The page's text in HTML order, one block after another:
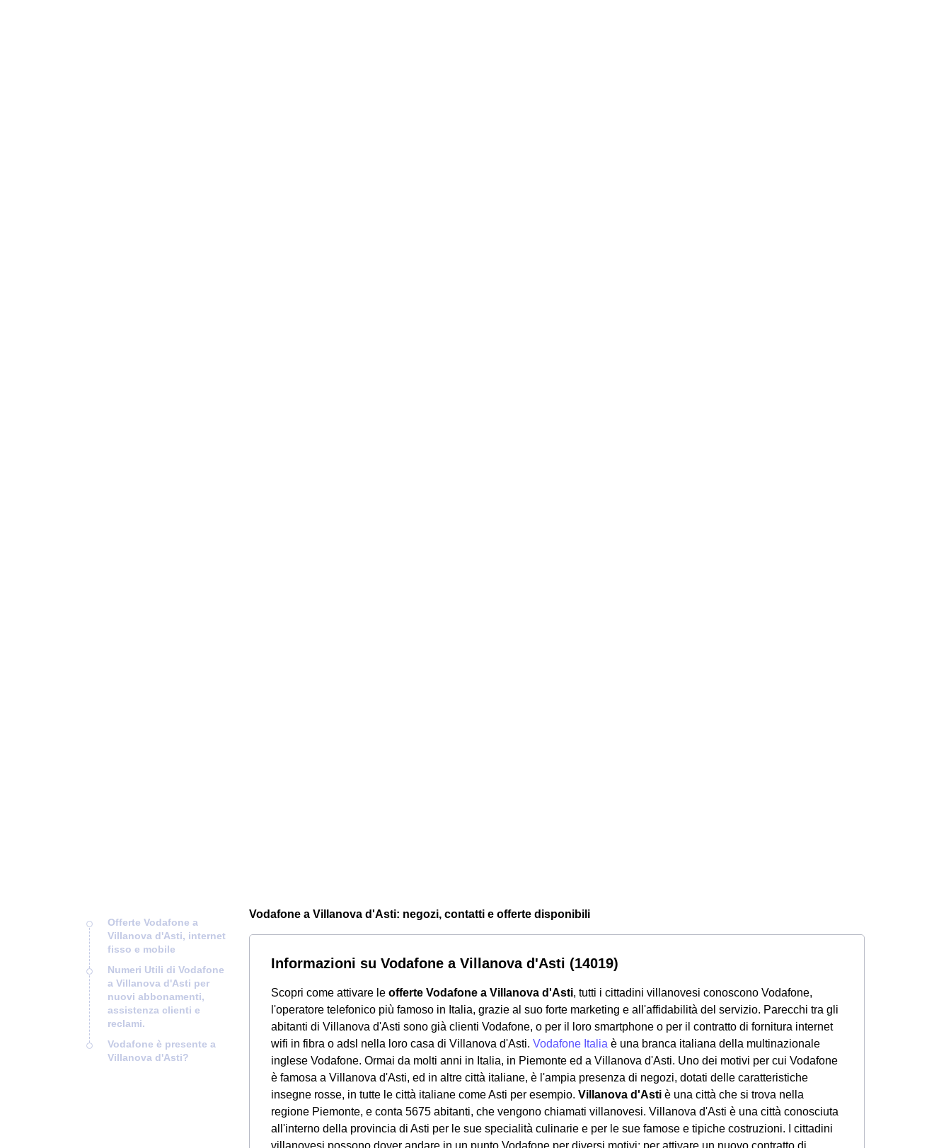
Offerte Vodafone a
Villanova d'Asti, internet
fisso e mobile
Numeri Utili di Vodafone
a Villanova d'Asti per
nuovi abbonamenti,
assistenza clienti e
reclami.
Vodafone è presente a
Villanova d'Asti?
Vodafone a Villanova d'Asti: negozi, contatti e offerte disponibili
Informazioni su Vodafone a Villanova d'Asti (14019)
Scopri come attivare le offerte Vodafone a Villanova d'Asti, tutti i cittadini villanovesi conoscono Vodafone,
l'operatore telefonico più famoso in Italia, grazie al suo forte marketing e all'affidabilità del servizio. Parecchi tra gli
abitanti di Villanova d'Asti sono già clienti Vodafone, o per il loro smartphone o per il contratto di fornitura internet
wifi in fibra o adsl nella loro casa di Villanova d'Asti. Vodafone Italia è una branca italiana della multinazionale
inglese Vodafone. Ormai da molti anni in Italia, in Piemonte ed a Villanova d'Asti. Uno dei motivi per cui Vodafone
è famosa a Villanova d'Asti, ed in altre città italiane, è l'ampia presenza di negozi, dotati delle caratteristiche
insegne rosse, in tutte le città italiane come Asti per esempio. Villanova d'Asti è una città che si trova nella
regione Piemonte, e conta 5675 abitanti, che vengono chiamati villanovesi. Villanova d'Asti è una città conosciuta
all'interno della provincia di Asti per le sue specialità culinarie e per le sue famose e tipiche costruzioni. I cittadini
villanovesi possono dover andare in un punto Vodafone per diversi motivi: per attivare un nuovo contratto di